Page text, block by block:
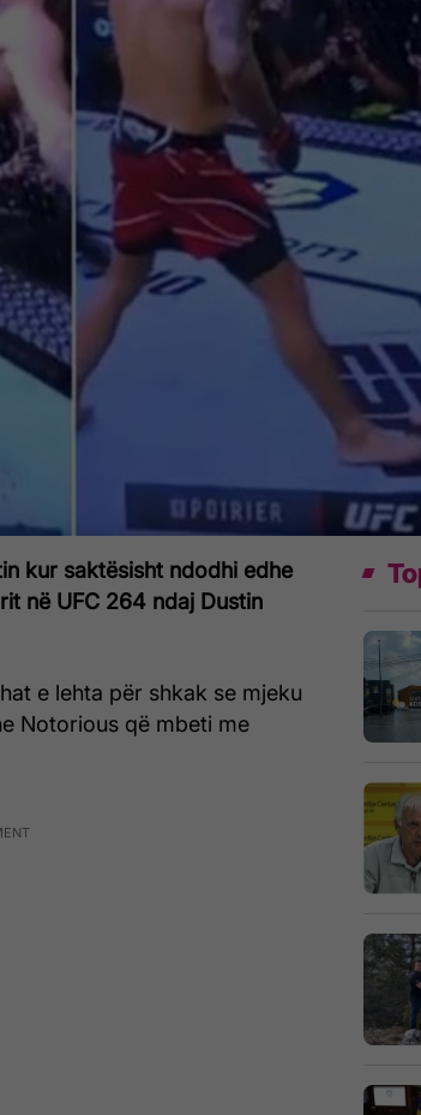
kur saktësisht ndodhi edhe
në UFC 264 ndaj Dustin
e lehta për shkak se mjeku
Notorious që mbeti me